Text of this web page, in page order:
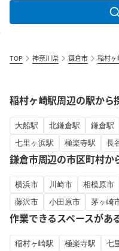
TOP 神奈川県 鎌倉市 稲村ヶ
稲村ヶ崎駅周辺の駅から
大船駅 北鎌倉駅 鎌倉駅
七里ヶ浜駅
極楽寺駅 長
鎌倉市周辺の市区町村か
横浜市 川崎市 相模原市
藤沢市
小田原市 茅ヶ崎
作業できるスペースがあ
稲村ヶ崎駅 極楽寺駅 七